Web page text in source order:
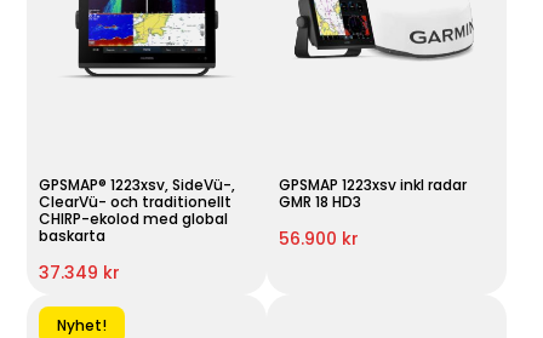
GPSMAP® 1223xsv, SideVü-,
ClearVü- och traditionellt
CHIRP-ekolod med global
baskarta
37.349 kr
GPSMAP 1223xsv inkl radar
GMR 18 HD3
56.900 kr
Nyhet!